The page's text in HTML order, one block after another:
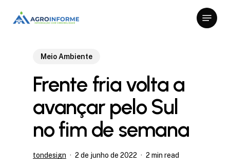
Menu
Meio Ambiente
Frente fria volta a
avançar pelo Sul
no fim de semana
tondesign 2 de junho de 2022 2 min read